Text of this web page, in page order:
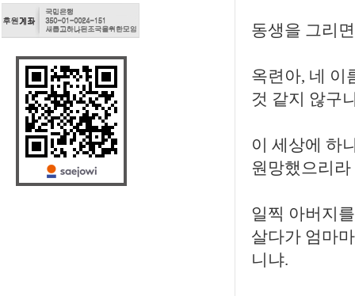
동생을 그리
옥련아, 네 이
것 같지 않구
이 세상에 하
원망했으리
일찍 아버지
살다가 엄마
니냐.